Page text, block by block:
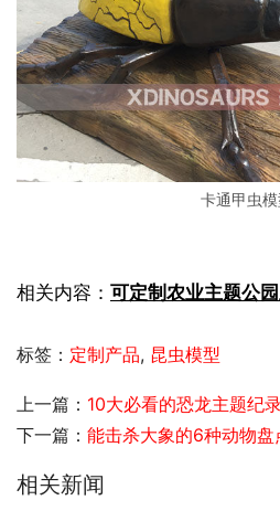
卡通甲虫模
相关内容： 可定制农业主题公
标签： 定制产品, 昆虫模型
上一篇： 10大必看的恐龙主题纪
下一篇： 能击杀大象的6种动物
相关新闻